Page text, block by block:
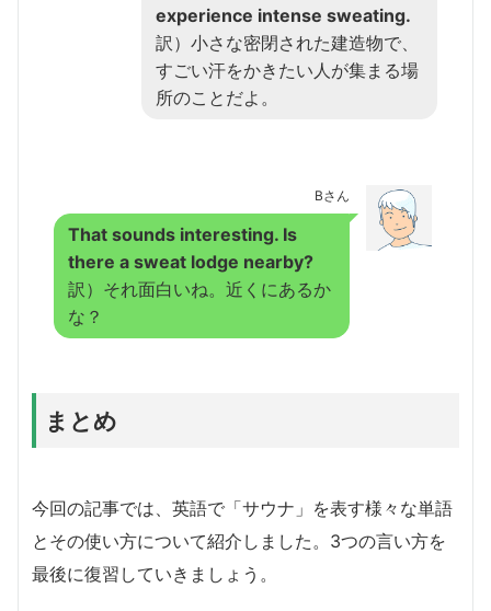
experience intense sweating.
訳）小さな密閉された建造物で、
すごい汗をかきたい人が集まる場
所のことだよ。
Bさん
That sounds interesting. Is
there a sweat lodge nearby?
訳）それ面白いね。近くにあるか
な？
まとめ
今回の記事では、英語で「サウナ」を表す様々な単語
とその使い方について紹介しました。3つの言い方を
最後に復習していきましょう。